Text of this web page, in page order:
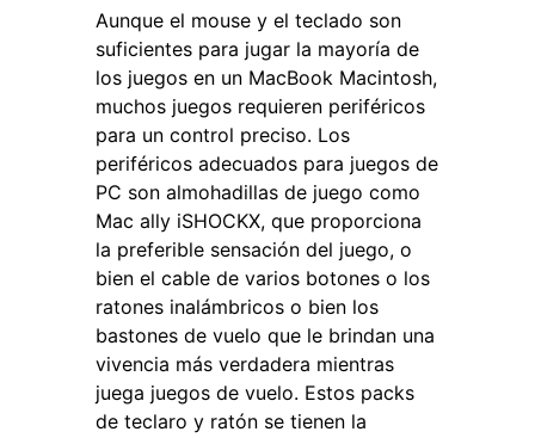
Aunque el mouse y el teclado son
suficientes para jugar la mayoría de
los juegos en un MacBook Macintosh,
muchos juegos requieren periféricos
para un control preciso. Los
periféricos adecuados para juegos de
PC son almohadillas de juego como
Mac ally iSHOCKX, que proporciona
la preferible sensación del juego, o
bien el cable de varios botones o los
ratones inalámbricos o bien los
bastones de vuelo que le brindan una
vivencia más verdadera mientras
juega juegos de vuelo. Estos packs
de teclaro y ratón se tienen la